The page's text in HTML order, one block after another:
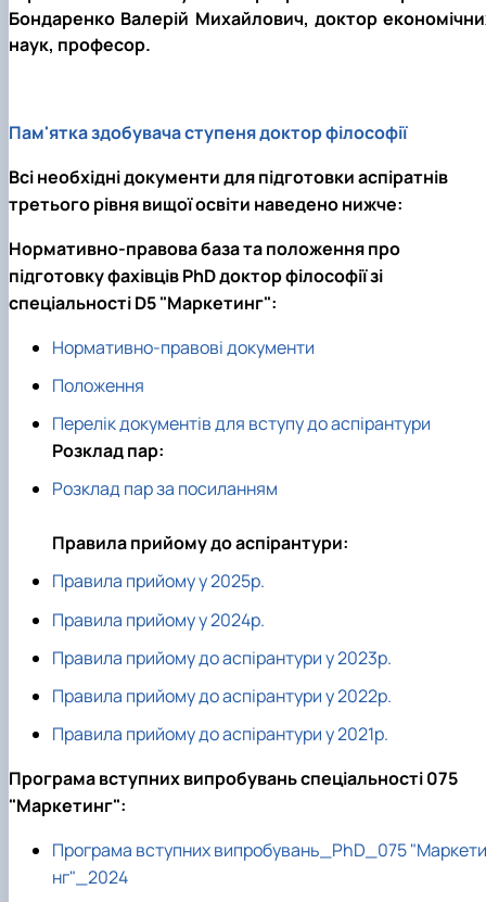
Бондаренко Валерій Михайлович, доктор
наук, професор.
Пам'ятка здобувача ступеня доктор філософії
Всі необхідні документи для підготовки аспіратнів
третього рівня вищої освіти наведено нижче:
Нормативно-правова база та положення про
підготовку фахівців PhD доктор філософії зі
спеціальності D5 "Маркетинг":
Нормативно-правові документи
Положення
Перелік документів для вступу до аспірантури
Розклад пар:
Розклад пар за посиланням
Правила прийому до аспірантури:
Правила прийому у 2025р.
Правила прийому у 2024р.
Правила прийому до аспірантури у 2023р.
Правила прийому до аспірантури у 2022р.
Правила прийому до аспірантури у 2021р.
Програма вступних випробувань спеціальності 075
"Маркетинг":
Програма вступних випробувань_PhD_075 "Маркети
нг"_2024